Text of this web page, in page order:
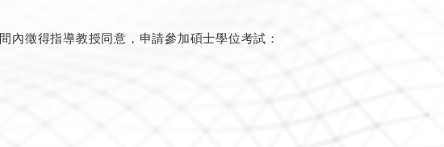
內徵得指導教授同意，申請參加碩士學位考試：